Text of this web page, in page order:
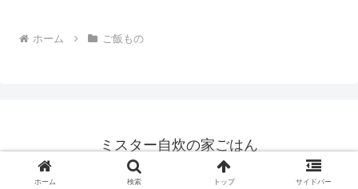
ホーム ご飯もの
ミスター自炊の家ごはん
© 2021 ミスター自炊の家ごはん.
ホーム 検索 トップ サイドバー